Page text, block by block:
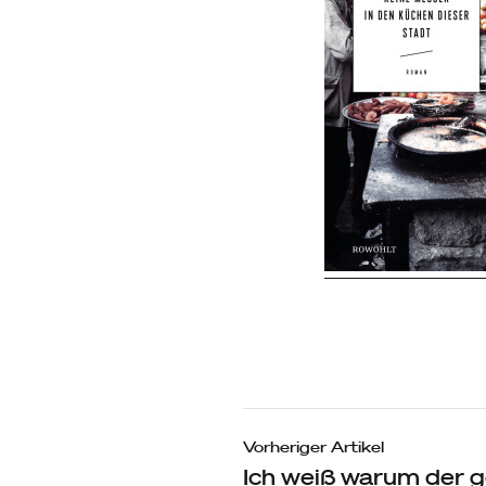
Vorheriger Artikel
Ich weiß warum der